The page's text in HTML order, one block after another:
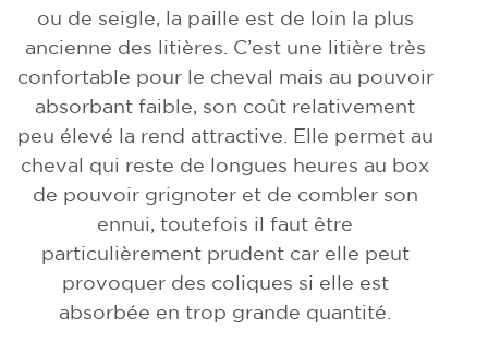
ou de seigle, la paille est de loin la plus
ancienne des litières. C’est une litière très
confortable pour le cheval mais au pouvoir
absorbant faible, son coût relativement
peu élevé la rend attractive. Elle permet au
cheval qui reste de longues heures au box
de pouvoir grignoter et de combler son
ennui, toutefois il faut être
particulièrement prudent car elle peut
provoquer des coliques si elle est
absorbée en trop grande quantité.